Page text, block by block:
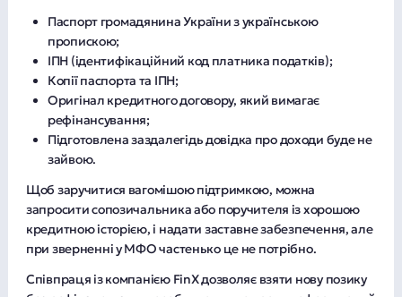
Паспорт громадянина України з українською
пропискою;
ІПН (ідентифікаційний код платника податків);
Копії паспорта та ІПН;
Оригінал кредитного договору, який вимагає
рефінансування;
Підготовлена заздалегідь довідка про доходи буде не
зайвою.
Щоб заручитися вагомішою підтримкою, можна
запросити сопозичальника або поручителя із хорошою
кредитною історією, і надати заставне забезпечення, але
при зверненні у МФО частенько це не потрібно.
Співпраця із компанією FinX дозволяє взяти нову позику